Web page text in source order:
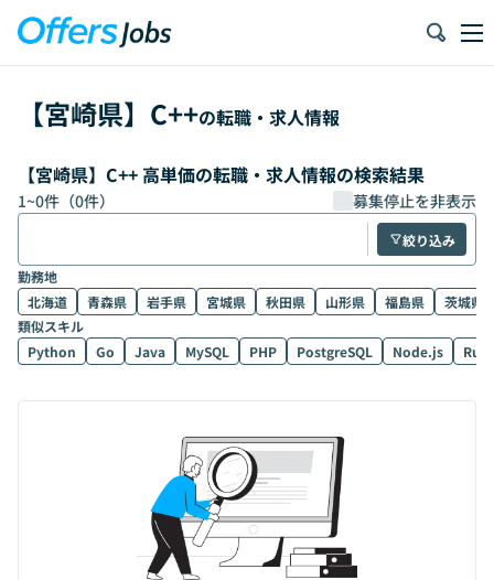
【宮崎県】 C++の転職・求人情報
【宮崎県】C++ 高単価の転職・求人情報の検索結果
1~0件（0件） 募集停止を非表示
絞り込み
勤務地
北海道
青森県 岩手県 宮城県 秋田県 山形県 福島県
茨城県
類似スキル
Python
Go Java MySQL PHP PostgreSQL Node.js